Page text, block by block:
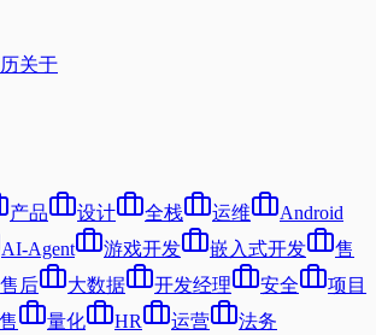
关于
产品 设计 全栈 运维
Android
AI-Agent 游戏开发 嵌入式开发
售
售后 大数据 开发经理 安全
项目
量化 HR 运营
法务